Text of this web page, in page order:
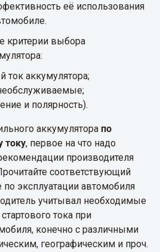
её использования
критерии выбора
ток аккумулятора;
и полярность).
аккумулятора по
току, первое на что надо
производителя
соответствующий
эксплуатации автомобиля
учитывал необходимые
тока при
конечно с различными
географическим и проч.